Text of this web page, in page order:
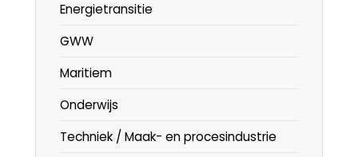
Energietransitie
GWW
Maritiem
Onderwijs
Techniek / Maak- en procesindustrie